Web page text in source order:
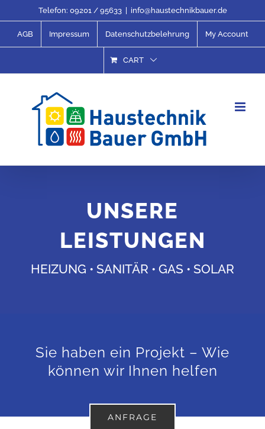
content
Telefon: 09201 / 95633 info@haustechnikbauer.de
AGB Impressum Datenschutzbelehrung My Account
CART
UNSERE
LEISTUNGEN
HEIZUNG • SANITÄR • GAS • SOLAR
Sie haben ein Projekt – Wie
können wir Ihnen helfen
ANFRAGE